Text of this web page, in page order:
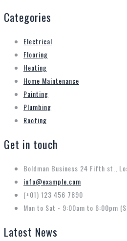
Categories
Electrical
Flooring
Heating
Home Maintenance
Painting
Plumbing
Roofing
Get in touch
Boldman Business 24 Fifth st.,
info@example.com
(+01) 123 456 7890
Mon to Sat - 9:00am to 6:00pm
Latest News